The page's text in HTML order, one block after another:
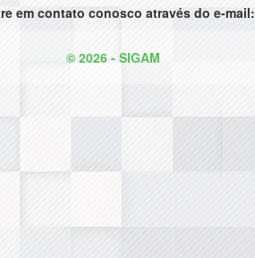
em contato conosco através do e-mail:
© 2026 - SIGAM